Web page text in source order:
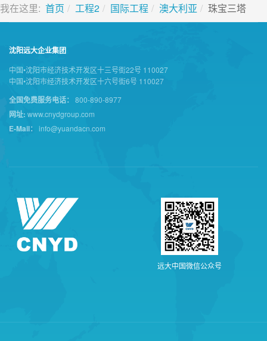
我在这里: 首页 工程2 国际工程 澳大利亚 珠宝三塔
沈阳远大企业集团
中国•沈阳市经济技术开发区十三号街22号 110027
中国•沈阳市经济技术开发区十六号街6号 110027
全国免费服务电话： 800-890-8977
网址: www.cnydgroup.com
E-Mail： info@yuandacn.com
远大中 国微信公众号